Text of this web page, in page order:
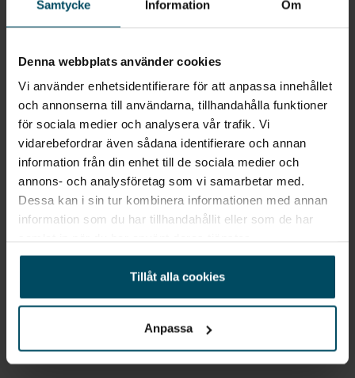
Samtycke Information Om
Denna webbplats använder cookies
Vi använder enhetsidentifierare för att anpassa innehållet
och annonserna till användarna, tillhandahålla funktioner
för sociala medier och analysera vår trafik. Vi
vidarebefordrar även sådana identifierare och annan
information från din enhet till de sociala medier och
annons- och analysföretag som vi samarbetar med.
Dessa kan i sin tur kombinera informationen med annan
information som du har tillhandahållit eller som de har
Tillåt alla cookies
Anpassa
Stabilisatorkoppling
Takfönster
Taklucka Heki
TV-antenn
TV-fäste
Värme - vattenburen
Ge ditt omdöme
Säljare på avdelningen
Mats
Platschef
Mikael
Säljare
Ronny